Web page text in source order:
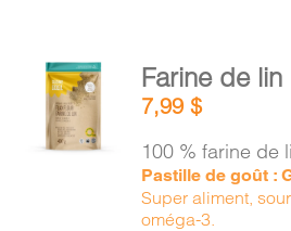
AJOUTER
AU
PANIER
/
Farine de lin
7,99$
100 % farine de
Pastille de goût :
Super aliment,
oméga-3.